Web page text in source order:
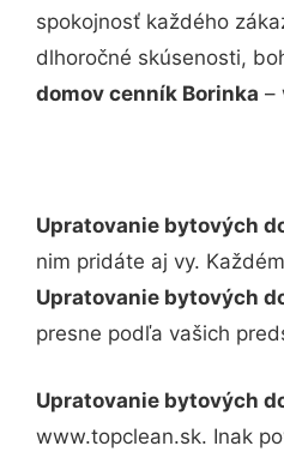
spokojnosť každého
dlhoročné skúsenosti,
domov cenník Borinka –
Upratovanie bytových
nim pridáte aj vy.
Upratovanie bytových
presne podľa vašich
Upratovanie bytových
www.topclean.sk. Inak